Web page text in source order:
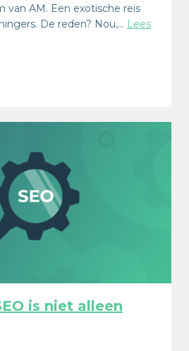
van AM. Een exotische reis
De reden? Nou,… Lees
is niet alleen